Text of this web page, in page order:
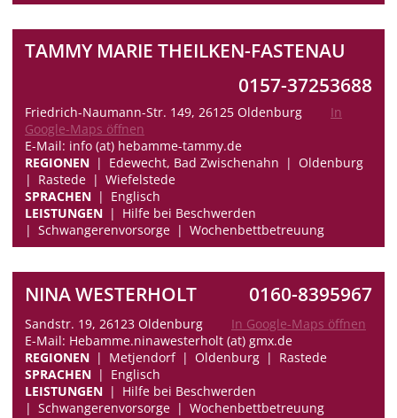
TAMMY MARIE THEILKEN-FASTENAU
0157-37253688
Friedrich-Naumann-Str. 149, 26125 Oldenburg
In
Google-Maps öffnen
E-Mail: info (at) hebamme-tammy.de
REGIONEN
Edewecht, Bad Zwischenahn
Oldenburg
Rastede
Wiefelstede
SPRACHEN
Englisch
LEISTUNGEN
Hilfe bei Beschwerden
Schwangerenvorsorge
Wochenbettbetreuung
NINA WESTERHOLT 0160-8395967
Sandstr. 19, 26123 Oldenburg
In Google-Maps öffnen
E-Mail: Hebamme.ninawesterholt (at) gmx.de
REGIONEN
Metjendorf Oldenburg
Rastede
SPRACHEN
Englisch
LEISTUNGEN
Hilfe bei Beschwerden
Schwangerenvorsorge
Wochenbettbetreuung